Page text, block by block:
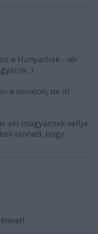
a Hunyadiak - vér
:)
a vonalon, de itt
aki magyarnak vallja
tenned, hogy